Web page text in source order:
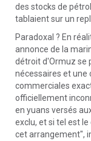
des stocks de
tablaient sur un
Paradoxal ? En
annonce de la
détroit d'Ormuz se
nécessaires et une
commerciales
officiellement
en yuans versés
exclu, et si tel est
cet arrangement",